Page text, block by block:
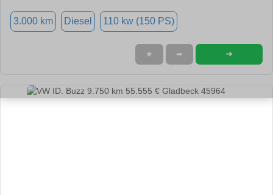
3.000 km Diesel 110 kw (150 PS)
★ ➦ ➜